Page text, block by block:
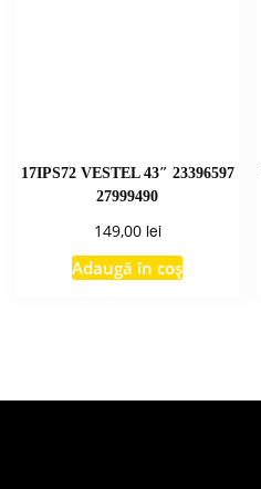
17IPS72 VESTEL 43″ 23396597
27999490
149,00 lei
Adaugă în coș